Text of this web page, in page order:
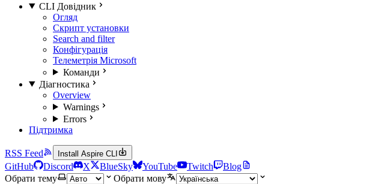
CLI Довідник
Огляд
Скрипт установки
Search and filter
Конфігурація
Телеметрія Microsoft
Команди
Діагностика
Overview
Warnings
Errors
Підтримка
RSS Feed Install Aspire CLI
GitHub Discord X BlueSky YouTube Twitch
Blog
Обрати тему
Обрати мову